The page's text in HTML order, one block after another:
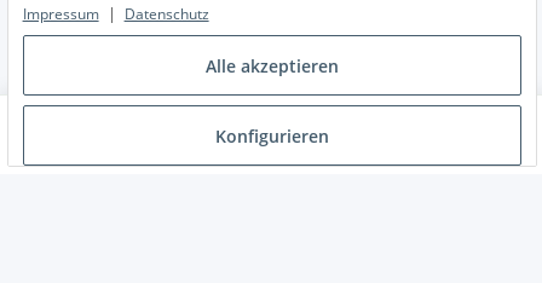
Alle akzeptieren
Konfigurieren
Impressum | Datenschutz
Wir helfen Ihnen